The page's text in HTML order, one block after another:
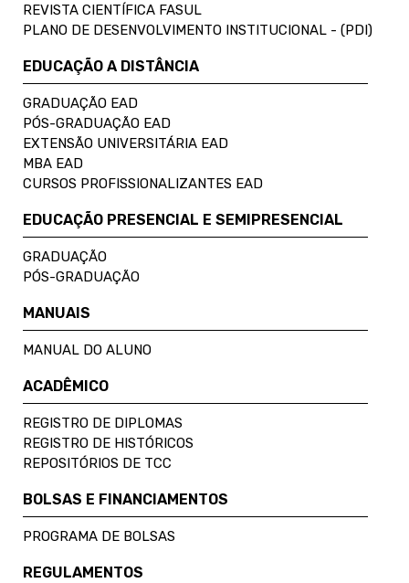
REVISTA CIENTÍFICA FASUL
PLANO DE DESENVOLVIMENTO INSTITUCIONAL - (PDI)
EDUCAÇÃO A DISTÂNCIA
GRADUAÇÃO EAD
PÓS-GRADUAÇÃO EAD
EXTENSÃO UNIVERSITÁRIA EAD
MBA EAD
CURSOS PROFISSIONALIZANTES EAD
EDUCAÇÃO PRESENCIAL E SEMIPRESENCIAL
GRADUAÇÃO
PÓS-GRADUAÇÃO
MANUAIS
MANUAL DO ALUNO
ACADÊMICO
REGISTRO DE DIPLOMAS
REGISTRO DE HISTÓRICOS
REPOSITÓRIOS DE TCC
BOLSAS E FINANCIAMENTOS
PROGRAMA DE BOLSAS
REGULAMENTOS